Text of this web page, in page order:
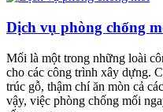
Dịch vụ phòng chống
Mối là một trong những loài
cho các công trình xây dựng.
trúc gỗ, thậm chí ăn mòn cả
vậy, việc phòng chống mối